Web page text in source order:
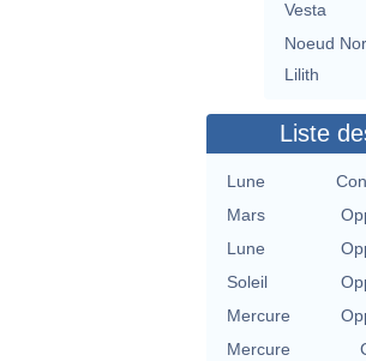
Vesta
Noeud
Lilith
Liste
Lune
Mars
Lune
Soleil
Mercure
Mercure